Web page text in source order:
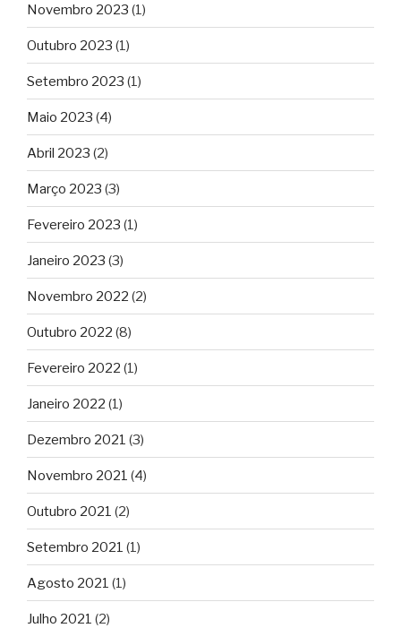
Novembro 2023 (1)
Outubro 2023 (1)
Setembro 2023 (1)
Maio 2023 (4)
Abril 2023 (2)
Março 2023 (3)
Fevereiro 2023 (1)
Janeiro 2023 (3)
Novembro 2022 (2)
Outubro 2022 (8)
Fevereiro 2022 (1)
Janeiro 2022 (1)
Dezembro 2021 (3)
Novembro 2021 (4)
Outubro 2021 (2)
Setembro 2021 (1)
Agosto 2021 (1)
Julho 2021 (2)